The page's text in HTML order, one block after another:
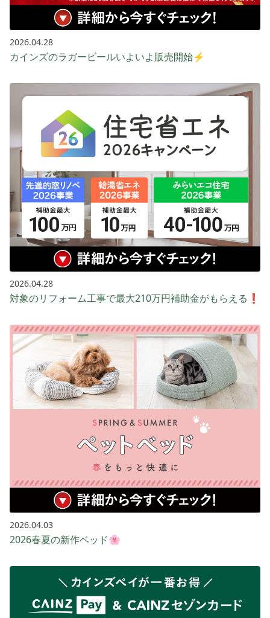
2026.04.28
カインズのラガービールいよいよ販売開始⚡️
2026.04.28
対象のリフォーム工事で最大210万円補助金がもらえる❗
2026.04.03
2026春夏の新作ベッド🌸